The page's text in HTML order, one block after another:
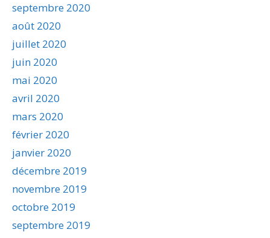
septembre 2020
août 2020
juillet 2020
juin 2020
mai 2020
avril 2020
mars 2020
février 2020
janvier 2020
décembre 2019
novembre 2019
octobre 2019
septembre 2019